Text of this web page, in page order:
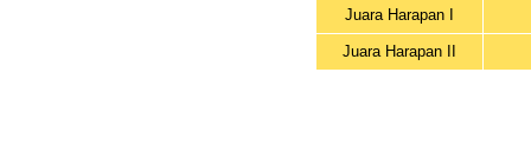
Juara Harapan I
Juara Harapan II